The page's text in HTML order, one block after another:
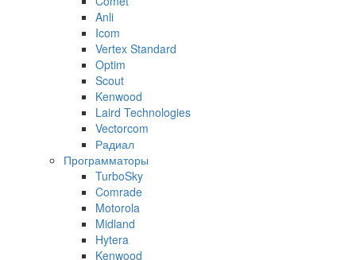
Anli
Icom
Vertex Standard
Optim
Scout
Kenwood
Laird Technologies
Vectorcom
Радиал
Программаторы
TurboSky
Comrade
Motorola
Midland
Hytera
Kenwood